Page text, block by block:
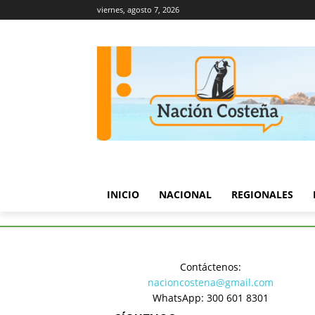
viernes, agosto 7, 2026
INICIO NACIONAL REGIONALES
Regionales
Contáctenos:
nacioncostena@gmail.com
WhatsApp: 300 601 8301